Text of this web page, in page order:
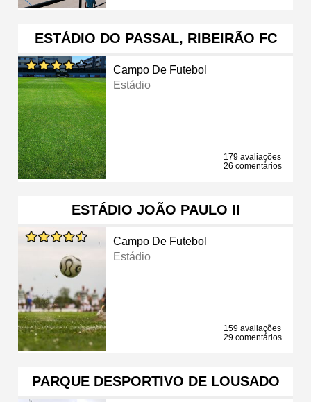
ESTÁDIO DO PASSAL, RIBEIRÃO FC
Campo De Futebol
Estádio
179 avaliações
26 comentários
ESTÁDIO JOÃO PAULO II
Campo De Futebol
Estádio
159 avaliações
29 comentários
PARQUE DESPORTIVO DE LOUSADO